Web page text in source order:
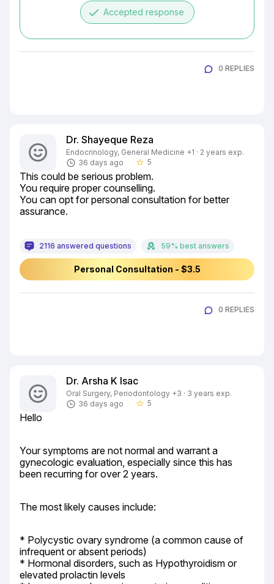
done Accepted response
0 REPLIES
Dr. Shayeque Reza
Endocrinology, General Medicine +1 · 2 years exp.
36 days ago
star_border 5
This could be serious problem.
You require proper counselling.
You can opt for personal consultation for better
assurance.
2116 answered questions 59% best answers
Personal Consultation - $3.5
0 REPLIES
Dr. Arsha K Isac
Oral Surgery, Periodontology +3 · 3 years exp.
36 days ago
star_border 5
Hello
Your symptoms are not normal and warrant a
gynecologic evaluation, especially since this has
been recurring for over 2 years.
The most likely causes include:
* Polycystic ovary syndrome (a common cause of
infrequent or absent periods)
* Hormonal disorders, such as Hypothyroidism or
elevated prolactin levels